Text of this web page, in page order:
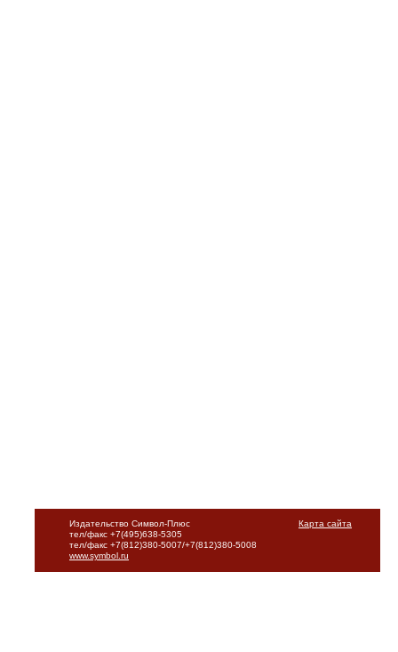
Карта сайта
Издательство Символ-Плюс
тел/факс +7(495)638-5305
тел/факс +7(812)380-5007/+7(812)380-5008
www.symbol.ru